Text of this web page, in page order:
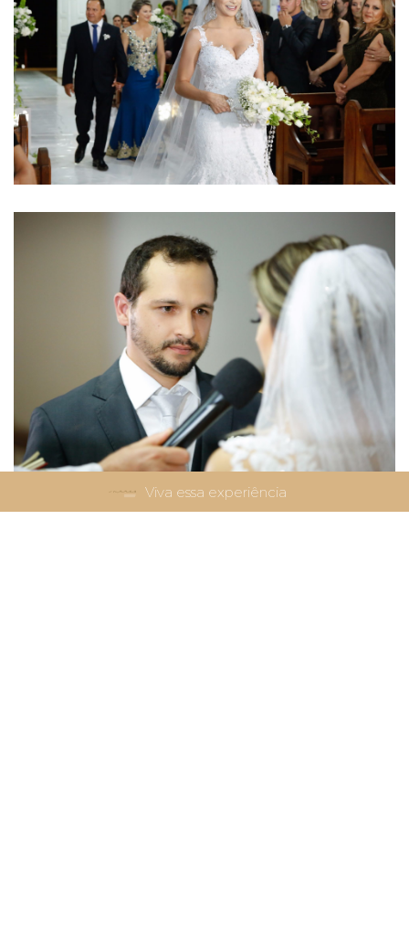
Viva essa experiência